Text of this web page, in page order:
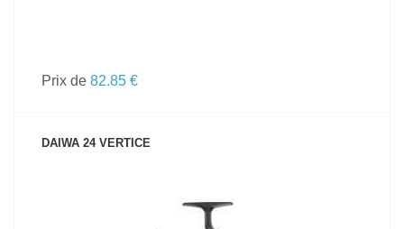
Prix de 82.85 €
DAIWA 24 VERTICE